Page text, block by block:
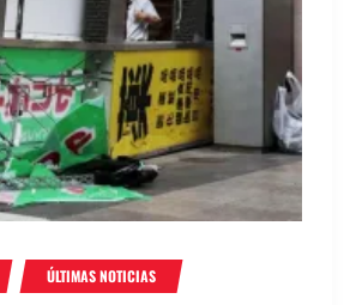
ÚLTIMAS NOTICIAS